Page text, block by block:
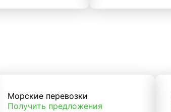
Морские перевозки
Получить предложения